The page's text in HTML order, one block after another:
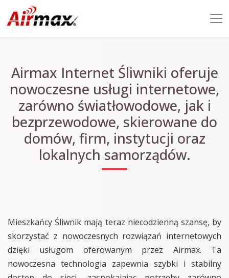
Airmax Internet Śliwniki oferuje
nowoczesne usługi internetowe,
zarówno światłowodowe, jak i
bezprzewodowe, skierowane do
domów, firm, instytucji oraz
lokalnych samorządów.
Mieszkańcy Śliwnik mają teraz niecodzienną szansę, by
skorzystać z nowoczesnych rozwiązań internetowych
dzięki usługom oferowanym przez Airmax. Ta
nowoczesna technologia zapewnia szybki i stabilny